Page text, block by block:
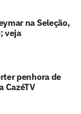
na Seleção,
veja
penhora de
CazéTV